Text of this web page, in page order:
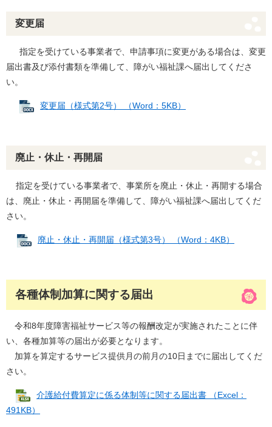
変更届
指定を受けている事業者で、申請事項に変更がある場合は、変更
届出書及び添付書類を準備して、障がい福祉課へ届出してくださ
い。
変更届（様式第2号） （Word：5KB）
廃止・休止・再開届
指定を受けている事業者で、事業所を廃止・休止・再開する場合
は、廃止・休止・再開届を準備して、障がい福祉課へ届出してくだ
さい。
廃止・休止・再開届（様式第3号） （Word：4KB）
各種体制加算に関する届出
令和8年度障害福祉サービス等の報酬改定が実施されたことに伴
い、各種加算等の届出が必要となります。
加算を算定するサービス提供月の前月の10日までに届出してくだ
さい。
介護給付費算定に係る体制等に関する届出書 （Excel：
491KB）